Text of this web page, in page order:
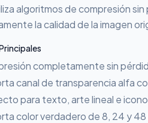
algoritmos de compresión
la calidad de la imagen
completamente sin
canal de transparencia alfa
para texto, arte lineal e
color verdadero de 8, 24 y